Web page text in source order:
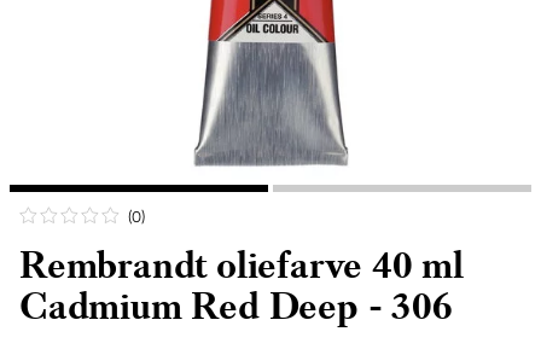
(0)
Rembrandt oliefarve 40 ml
Cadmium Red Deep - 306